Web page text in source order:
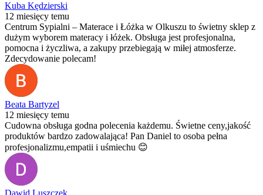
Kuba Kędzierski
12 miesięcy temu
Centrum Sypialni – Materace i Łóżka w Olkuszu to świetny sklep z
dużym wyborem materacy i łóżek. Obsługa jest profesjonalna,
pomocna i życzliwa, a zakupy przebiegają w miłej atmosferze.
Zdecydowanie polecam!
Beata Bartyzel
12 miesięcy temu
Cudowna obsługa godna polecenia każdemu. Świetne ceny,jakość
produktów bardzo zadowalająca! Pan Daniel to osoba pełna
profesjonalizmu,empatii i uśmiechu 😊